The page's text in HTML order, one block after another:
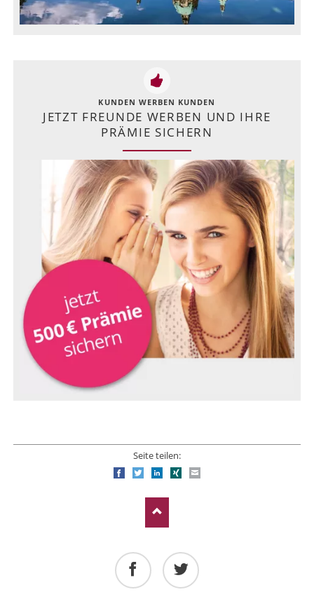
KUNDEN WERBEN KUNDEN
JETZT FREUNDE WERBEN UND IHRE
PRÄMIE SICHERN
Seite teilen:
FacebookTwitterLinkedIn
Xing